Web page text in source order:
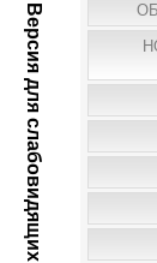
Версия для слабовидящих